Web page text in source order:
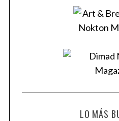
LO MÁS